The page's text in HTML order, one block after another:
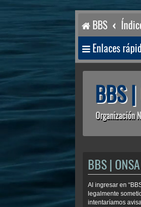
BBS
Enlaces
BBS
Organización
BBS |
Al ingresar en
legalmente
intentaríamos